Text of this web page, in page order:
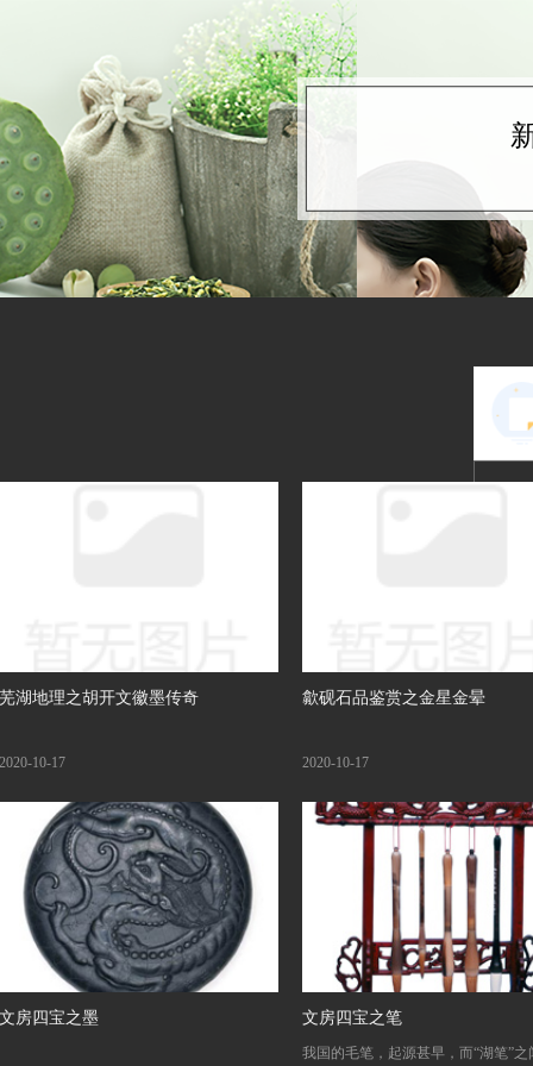
芜湖地理之胡开文徽墨传奇
2020-10-17
歙砚石品鉴赏之金星金晕
2020-10-17
文房四宝之墨 文房四宝之笔
我国的毛笔，起源甚早，而“湖笔”之